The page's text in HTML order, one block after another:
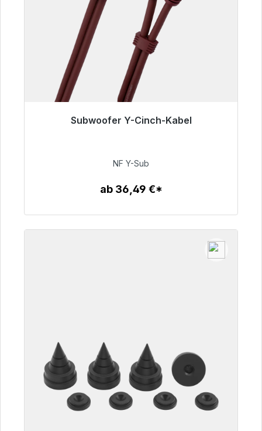
Subwoofer Y-Cinch-Kabel
50,99 €
NF Y-Sub
ab 36,49 €*